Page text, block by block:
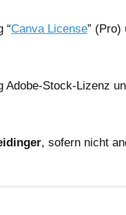
“Canva License” (Pro)
Adobe-Stock-Lizenz
, sofern nicht